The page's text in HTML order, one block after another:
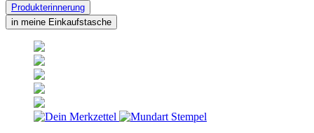
Produkterinnerung
in meine Einkaufstasche